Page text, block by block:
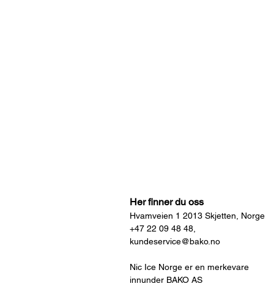
Her finner du oss
Hvamveien 1 2013 Skjetten, Norge
+47 22 09 48 48,
kundeservice@bako.no
Nic Ice Norge er en merkevare
innunder BAKO AS